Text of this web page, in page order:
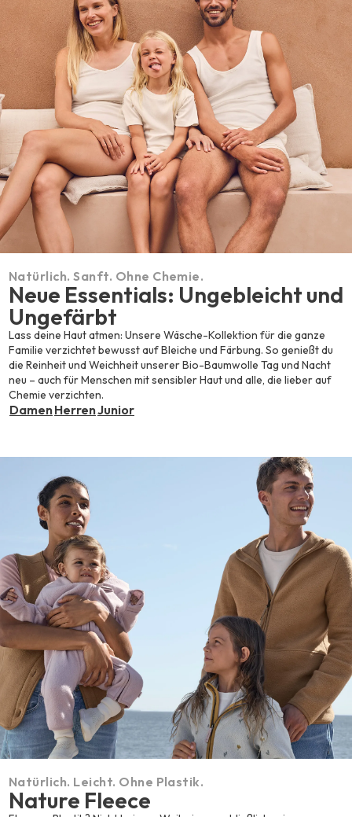
Natürlich. Sanft. Ohne Chemie.
Neue Essentials: Ungebleicht und
Ungefärbt
Lass deine Haut atmen: Unsere Wäsche-Kollektion für die ganze
Familie verzichtet bewusst auf Bleiche und Färbung. So genießt du
die Reinheit und Weichheit unserer Bio-Baumwolle Tag und Nacht
neu – auch für Menschen mit sensibler Haut und alle, die lieber auf
Chemie verzichten.
DamenHerrenJunior
Natürlich. Leicht. Ohne Plastik.
Nature Fleece